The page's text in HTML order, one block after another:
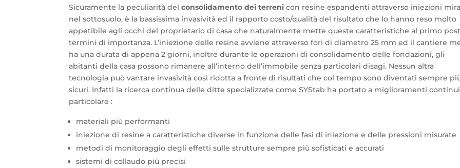
Sicuramente la peculiarità delconsolidamento dei terreni con resine espandenti attraverso iniezioni
nel sottosuolo, è la bassissima invasività ed il rapporto costo/qualità del risultato che lo hanno reso molto
appetibile agli occhi del proprietario di casa che naturalmente mette queste caratteristiche al primo
termini di importanza. L’iniezione delle resine avviene attraverso fori di diametro 25 mm ed il cantiere
ha una durata di appena 2 giorni, inoltre durante le operazioni di consolidamento delle fondazioni, gli
abitanti della casa possono rimanere all’interno dell’immobile senza particolari disagi. Nessun altra
tecnologia può vantare invasività così ridotta a fronte di risultati che col tempo sono diventati sempre
sicuri. Infatti la ricerca continua delle ditte specializzate come SYStab ha portato a miglioramenti
particolare :
materiali più performanti
iniezione di resine a caratteristiche diverse in funzione delle fasi di iniezione e delle pressioni misurate
metodi di monitoraggio degli effetti sulle strutture sempre più sofisticati e accurati
sistemi di collaudo più precisi